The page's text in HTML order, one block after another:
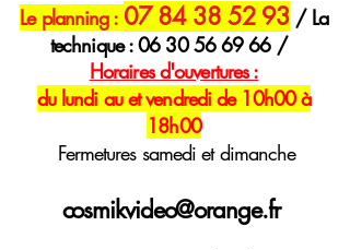
Le planning : 07 84 38 52 93 / La
technique :06 30 56 69 66/
Horairesd'ouvertures :
du lundi au et vendredi de 10h00 à
18h00
Fermetures samedi et dimanche
cosmikvideo@orange.fr